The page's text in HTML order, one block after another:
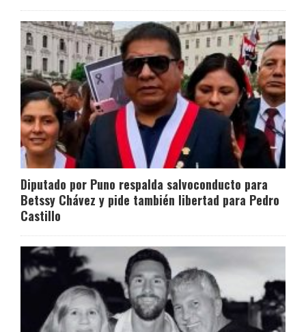
Diputado por Puno respalda salvoconducto para
Betssy Chávez y pide también libertad para Pedro
Castillo